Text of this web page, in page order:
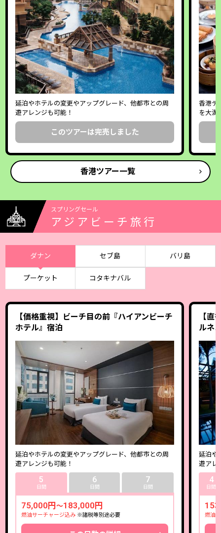
延泊やホテルの変更やアップグレード、他都市との周
遊アレンジも可能！
このツアーは完売しました
香港デ
を大満
香港ツアー一覧
スプリングセール
アジアビーチ旅行
ダナン セブ島 バリ島
プーケット コタキナバル
【価格重視】ビーチ目の前『ハイアンビーチ
ホテル』宿泊
延泊やホテルの変更やアップグレード、他都市との周
遊アレンジも可能！
5
日間
6
日間
7
日間
75,000円～183,000円
燃油サーチャージ込み ※諸税等別途必要
【直
ルネ
延泊や
遊アレ
4
日間
燃油